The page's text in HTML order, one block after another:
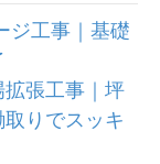
ジ工事｜基礎
拡張工事｜坪
りでスッキ